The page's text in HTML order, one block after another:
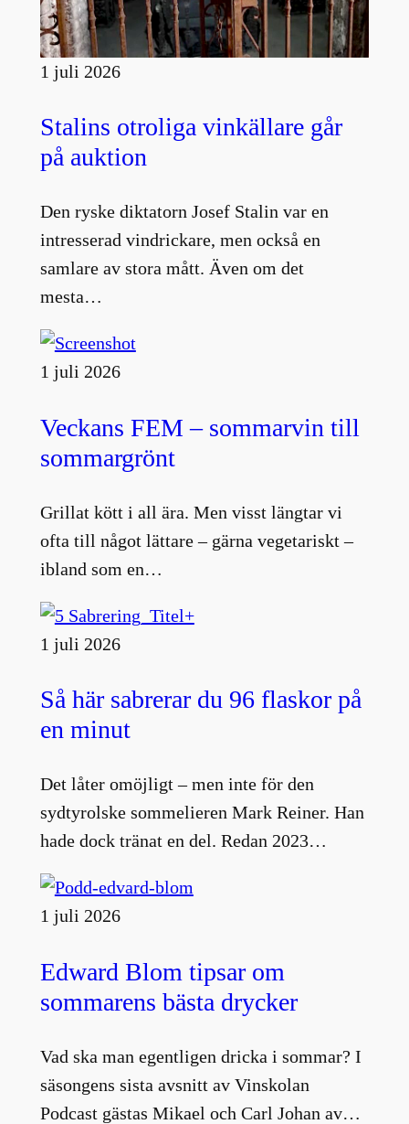
1 juli 2026
Stalins otroliga vinkällare går
på auktion
Den ryske diktatorn Josef Stalin var en
intresserad vindrickare, men också en
samlare av stora mått. Även om det
mesta…
1 juli 2026
Veckans FEM – sommarvin till
sommargrönt
Grillat kött i all ära. Men visst längtar vi
ofta till något lättare – gärna vegetariskt –
ibland som en…
1 juli 2026
Så här sabrerar du 96 flaskor på
en minut
Det låter omöjligt – men inte för den
sydtyrolske sommelieren Mark Reiner. Han
hade dock tränat en del. Redan 2023…
1 juli 2026
Edward Blom tipsar om
sommarens bästa drycker
Vad ska man egentligen dricka i sommar? I
säsongens sista avsnitt av Vinskolan
Podcast gästas Mikael och Carl Johan av…